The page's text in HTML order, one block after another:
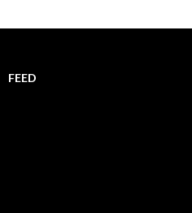
FEED